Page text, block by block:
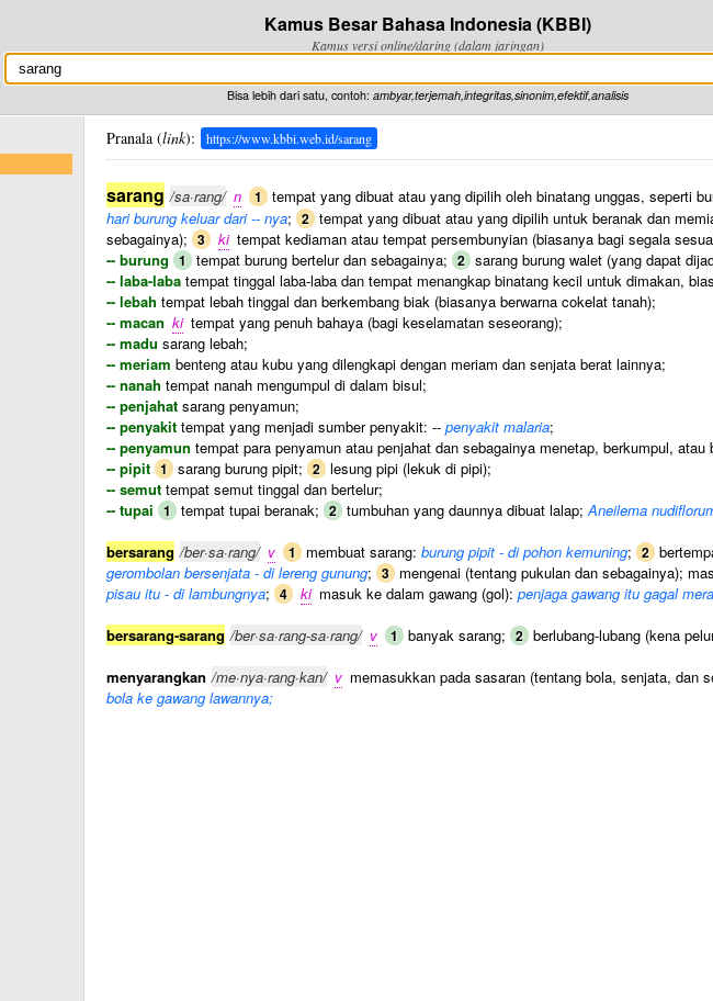
Kamus Besar Bahasa Indonesia (KBBI)
Kamus versi online/daring (dalam jaringan)
Bisa lebih dari satu, contoh: ambyar,terjemah,integritas,sinonim,efektif,analisis
Pranala (link): https://www.kbbi.web.id/sarang
sarang /sa·rang/ n 1 tempat yang dibuat atau yang dipilih oleh binatang unggas, seperti
hari burung keluar dari -- nya; 2 tempat yang dibuat atau yang dipilih untuk beranak dan
sebagainya); 3 ki tempat kediaman atau tempat persembunyian (biasanya bagi segala
-- burung 1 tempat burung bertelur dan sebagainya; 2 sarang burung walet (yang dapat
-- laba-laba tempat tinggal laba-laba dan tempat menangkap binatang kecil untuk dimakan,
-- lebah tempat lebah tinggal dan berkembang biak (biasanya berwarna cokelat tanah);
-- macan ki tempat yang penuh bahaya (bagi keselamatan seseorang);
-- madu sarang lebah;
-- meriam benteng atau kubu yang dilengkapi dengan meriam dan senjata berat lainnya;
-- nanah tempat nanah mengumpul di dalam bisul;
-- penjahat sarang penyamun;
-- penyakit tempat yang menjadi sumber penyakit: -- penyakit malaria;
-- penyamun tempat para penyamun atau penjahat dan sebagainya menetap, berkumpul, atau
-- pipit 1 sarang burung pipit; 2 lesung pipi (lekuk di pipi);
-- semut tempat semut tinggal dan bertelur;
-- tupai 1 tempat tupai beranak; 2 tumbuhan yang daunnya dibuat lalap;Aneilema
bersarang /ber·sa·rang/ v 1 membuat sarang: burung pipit - di pohon kemuning; 2
gerombolan bersenjata - di lereng gunung; 3 mengenai (tentang pukulan dan sebagainya);
pisau itu - di lambungnya; 4 ki masuk ke dalam gawang (gol): penjaga gawang itu gagal
bersarang-sarang /ber·sa·rang-sa·rang/ v 1 banyak sarang; 2 berlubang-lubang (kena
menyarangkan /me·nya·rang·kan/ v memasukkan pada sasaran (tentang bola, senjata, dan
bola ke gawang lawannya;